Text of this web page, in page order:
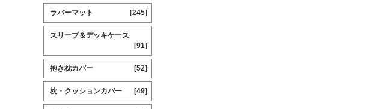
ラバーマット [245]
スリーブ＆デッキケース
[91]
抱き枕カバー [52]
枕・クッションカバー [49]